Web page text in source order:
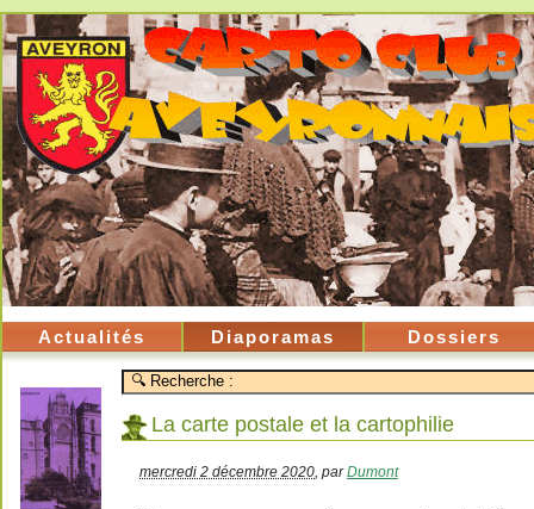
Actualités Diaporamas Dossiers
La carte postale et la cartophilie
mercredi 2 décembre 2020 parDumont